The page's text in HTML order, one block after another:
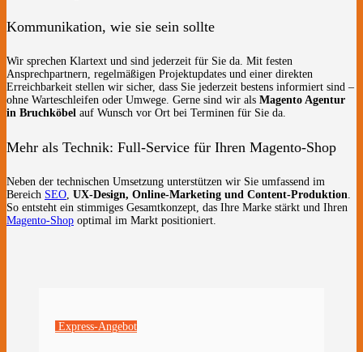
Kommunikation, wie sie sein sollte
Wir sprechen Klartext und sind jederzeit für Sie da. Mit festen
Ansprechpartnern, regelmäßigen Projektupdates und einer direkten
Erreichbarkeit stellen wir sicher, dass Sie jederzeit bestens informiert sind –
ohne Warteschleifen oder Umwege. Gerne sind wir als Magento Agentur
in Bruchköbel auf Wunsch vor Ort bei Terminen für Sie da.
Mehr als Technik: Full-Service für Ihren Magento-Shop
Neben der technischen Umsetzung unterstützen wir Sie umfassend im
Bereich SEO, UX-Design, Online-Marketing und Content-Produktion.
So entsteht ein stimmiges Gesamtkonzept, das Ihre Marke stärkt und Ihren
Magento-Shop optimal im Markt positioniert.
Express-Angebot